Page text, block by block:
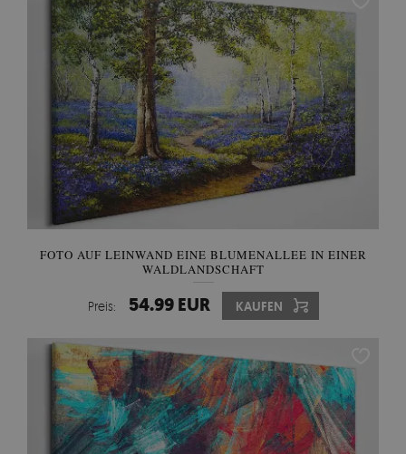
FOTO AUF LEINWAND EINE BLUMENALLEE IN EINER
WALDLANDSCHAFT
Preis: 54.99 EUR KAUFEN